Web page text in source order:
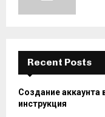
Recent Posts
Создание аккаунта
инструкция